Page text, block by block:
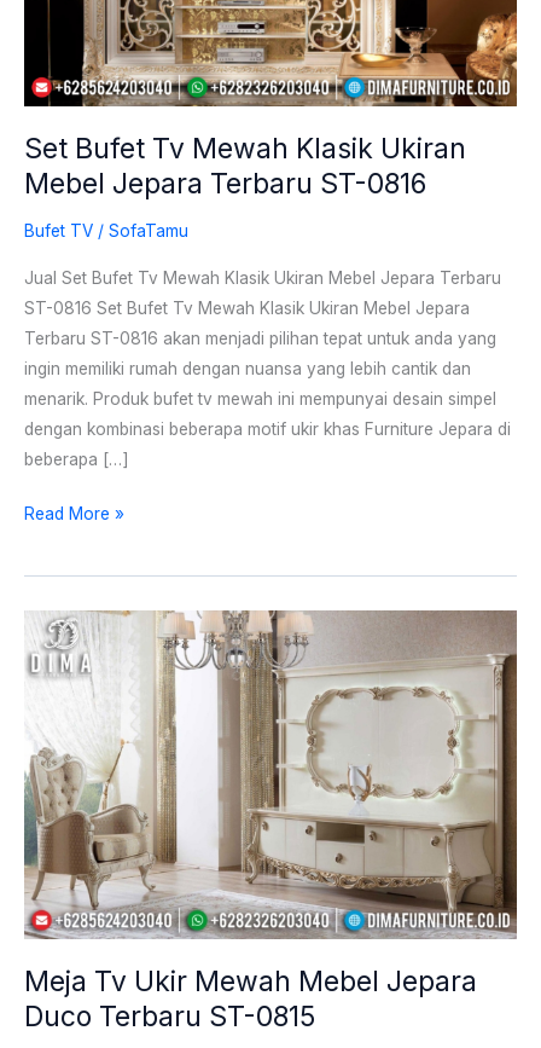
Set Bufet Tv Mewah Klasik Ukiran
Mebel Jepara Terbaru ST-0816
Bufet TV / SofaTamu
Jual Set Bufet Tv Mewah Klasik Ukiran Mebel Jepara Terbaru
ST-0816 Set Bufet Tv Mewah Klasik Ukiran Mebel Jepara
Terbaru ST-0816 akan menjadi pilihan tepat untuk anda yang
ingin memiliki rumah dengan nuansa yang lebih cantik dan
menarik. Produk bufet tv mewah ini mempunyai desain simpel
dengan kombinasi beberapa motif ukir khas Furniture Jepara di
beberapa […]
0816
Read More »
Meja Tv Ukir Mewah Mebel Jepara
Duco Terbaru ST-0815
Meja
Tv
Ukir
Mebel
Jepara
Duco
Terbaru
ST-
0815